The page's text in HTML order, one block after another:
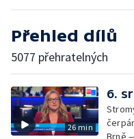
Přehled dílů
5077 přehratelných
26 min
6.
Brně